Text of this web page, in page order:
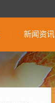
新闻资讯